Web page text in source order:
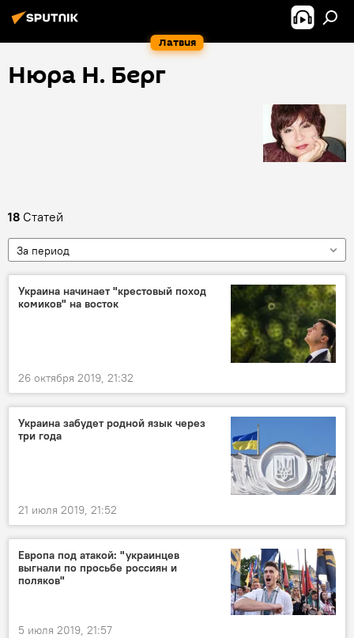
Латвия
Нюра Н. Берг
18 Статей
За период
Украина начинает "крестовый поход
комиков" на восток
26 октября 2019, 21:32
Украина забудет родной язык через
три года
21 июля 2019, 21:52
Европа под атакой: "украинцев
выгнали по просьбе россиян и
поляков"
5 июля 2019, 21:57